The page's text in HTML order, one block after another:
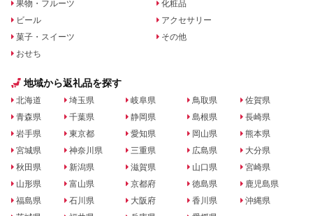
果物・フルーツ
ビール
菓子・スイーツ
おせち
化粧品
アクセサリー
その他
地域から返礼品を探す
北海道
青森県
岩手県
宮城県
秋田県
山形県
福島県
埼玉県
千葉県
東京都
神奈川県
新潟県
富山県
石川県
岐阜県
静岡県
愛知県
三重県
滋賀県
京都府
大阪府
鳥取県
島根県
岡山県
広島県
山口県
徳島県
香川県
佐賀県
長崎県
熊本県
大分県
宮崎県
鹿児島県
沖縄県